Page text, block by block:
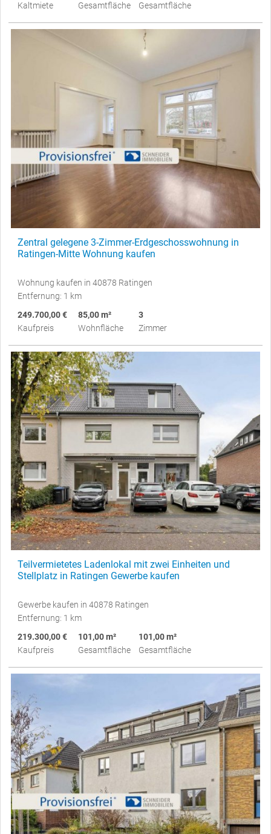
Kaltmiete
Gesamtfläche
Gesamtfläche
Zentral gelegene 3-Zimmer-Erdgeschosswohnung in
Ratingen-Mitte Wohnung kaufen
Wohnung kaufen in 40878 Ratingen
Entfernung: 1 km
249.700,00 €
Kaufpreis
85,00 m²
Wohnfläche
3
Zimmer
Teilvermietetes Ladenlokal mit zwei Einheiten und
Stellplatz in Ratingen Gewerbe kaufen
Gewerbe kaufen in 40878 Ratingen
Entfernung: 1 km
219.300,00 €
Kaufpreis
101,00 m²
Gesamtfläche
101,00 m²
Gesamtfläche